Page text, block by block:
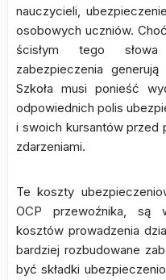
nauczycieli,
osobowych uczniów.
ścisłym tego
zabezpieczenia
Szkoła musi ponieść
odpowiednich polis
i swoich kursantów przed
zdarzeniami.
Te koszty
OCP przewoźnika, są
kosztów prowadzenia
bardziej rozbudowane
być składki